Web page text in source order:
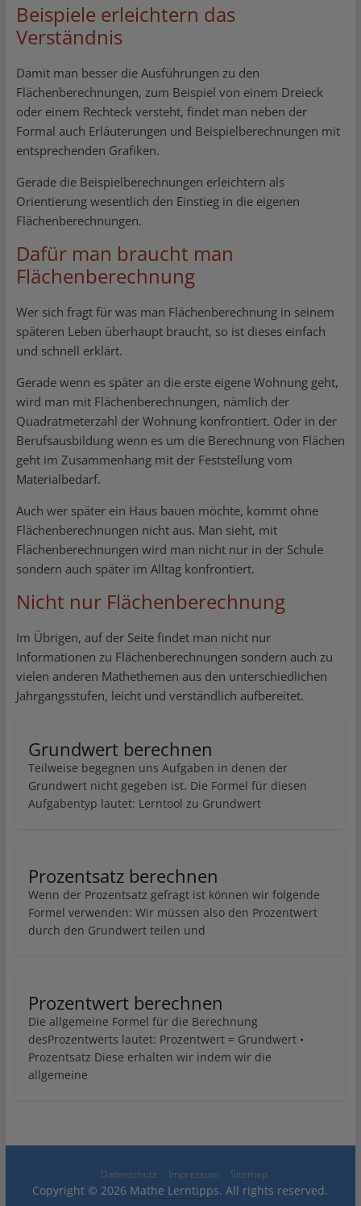
Beispiele erleichtern das
Verständnis
Damit man besser die Ausführungen zu den
Flächenberechnungen, zum Beispiel von einem Dreieck
oder einem Rechteck versteht, findet man neben der
Formal auch Erläuterungen und Beispielberechnungen mit
entsprechenden Grafiken.
Gerade die Beispielberechnungen erleichtern als
Orientierung wesentlich den Einstieg in die eigenen
Flächenberechnungen.
Dafür man braucht man
Flächenberechnung
Wer sich fragt für was man Flächenberechnung in seinem
späteren Leben überhaupt braucht, so ist dieses einfach
und schnell erklärt.
Gerade wenn es später an die erste eigene Wohnung geht,
wird man mit Flächenberechnungen, nämlich der
Quadratmeterzahl der Wohnung konfrontiert. Oder in der
Berufsausbildung wenn es um die Berechnung von Flächen
geht im Zusammenhang mit der Feststellung vom
Materialbedarf.
Auch wer später ein Haus bauen möchte, kommt ohne
Flächenberechnungen nicht aus. Man sieht, mit
Flächenberechnungen wird man nicht nur in der Schule
sondern auch später im Alltag konfrontiert.
Nicht nur Flächenberechnung
Im Übrigen, auf der Seite findet man nicht nur
Informationen zu Flächenberechnungen sondern auch zu
vielen anderen Mathethemen aus den unterschiedlichen
Jahrgangsstufen, leicht und verständlich aufbereitet.
Grundwert berechnen
Teilweise begegnen uns Aufgaben in denen der
Grundwert nicht gegeben ist. Die Formel für diesen
Aufgabentyp lautet: Lerntool zu Grundwert
Prozentsatz berechnen
Wenn der Prozentsatz gefragt ist können wir folgende
Formel verwenden: Wir müssen also den Prozentwert
durch den Grundwert teilen und
Prozentwert berechnen
Die allgemeine Formel für die Berechnung
desProzentwerts lautet: Prozentwert = Grundwert •
Prozentsatz Diese erhalten wir indem wir die
allgemeine
Datenschutz Impressum Sitemap
Copyright © 2026 Mathe Lerntipps. All rights reserved.